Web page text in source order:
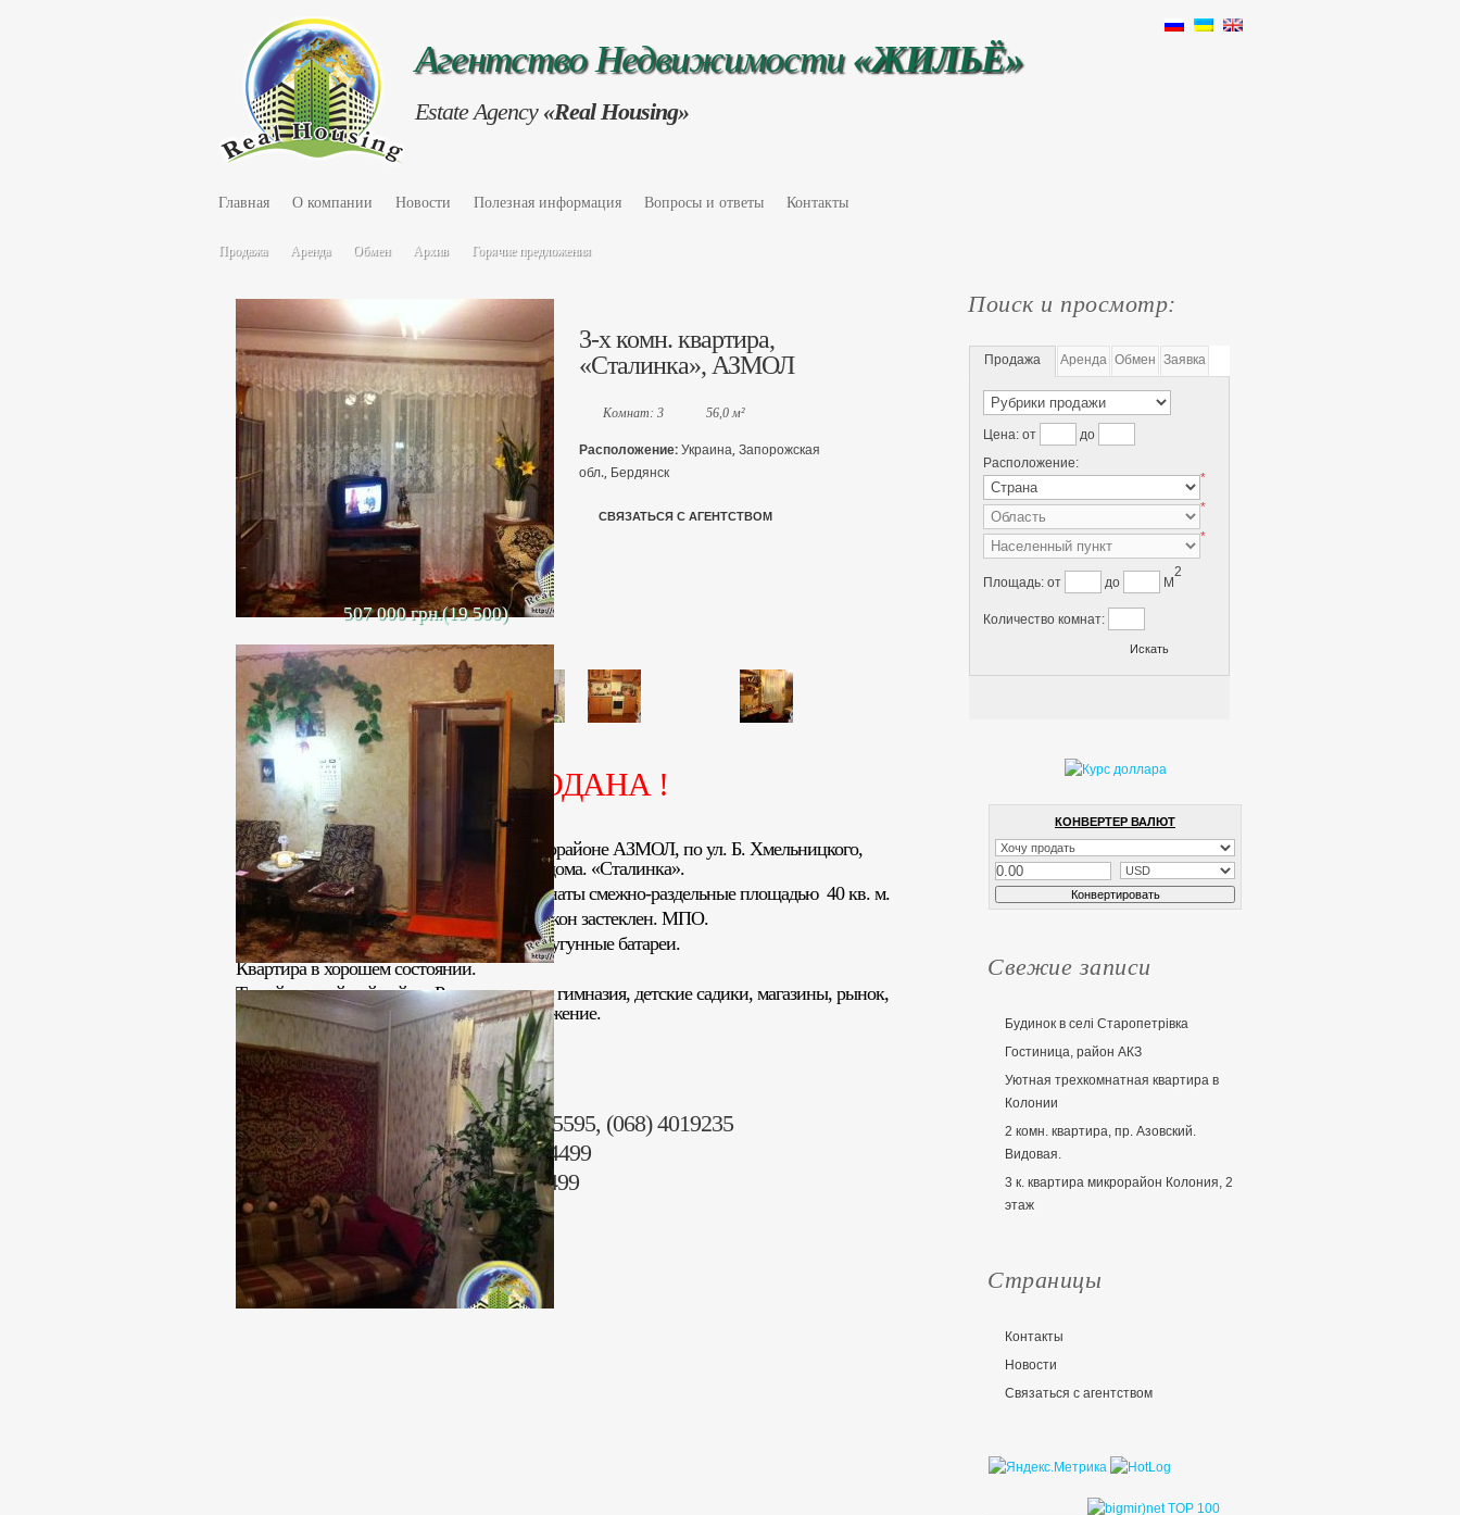
Агентство Недвижимости«ЖИЛЬЁ»
Estate Agency «Real Housing»
Главная О компании Новости Полезная информация Вопросы и ответы Контакты
Продажа Аренда Обмен Архив Горячие предложения
507 000 грн.(19 500)
3-х комн. квартира,
«Сталинка», АЗМОЛ
Комнат: 3 56,0 м²
Расположение: Украина, Запорожская
обл., Бердянск
СВЯЗАТЬСЯ С АГЕНТСТВОМ
ПРОДАНА !
Продается 3-х комнатная квартира в микрорайоне АЗМОЛ, по ул. Б. Хмельницкого,
расположенная на 2 этаже двухэтажного дома. «Сталинка».
Общая площадь квартиры – 56 кв. м. Комнаты смежно-раздельные площадью 40 кв. м.
Кухня 9 кв. м. Санузел совмещенный. Балкон застеклен. МПО.
Бойлер, отопление центральное – новые чугунные батареи.
Квартира в хорошем состоянии.
Тихий, спокойный район. Рядом школа — гимназия, детские садики, магазины, рынок,
автобусная остановка. Удобное местоположение.
Стоимость: 507 000 грн.( 19 500)
Риэлтор: Анна Юрьевна (099) 4055595, (068) 4019235
Раб. тел. (095) 2344499, (096) 2344499
+38 (06153) 44442, +38 (06153) 44499
Поиск и просмотр:
Продажа Аренда Обмен Заявка
Цена: от
до
Расположение:
*
*
*
Площадь: от до M
2
Количество комнат:
КОНВЕРТЕР ВАЛЮТ
Свежие записи
Будинок в селі Старопетрівка
Гостиница, район АКЗ
Уютная трехкомнатная квартира в
Колонии
2 комн. квартира, пр. Азовский.
Видовая.
3 к. квартира микрорайон Колония, 2
этаж
Страницы
Контакты
Новости
Связаться с агентством